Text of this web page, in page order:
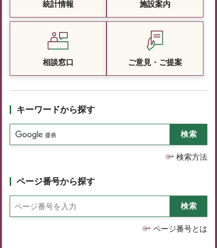
統計情報 施設案内
相談窓口 ご意見・ご提案
キーワードから探す
検索方法
ページ番号から探す
ページ番号とは